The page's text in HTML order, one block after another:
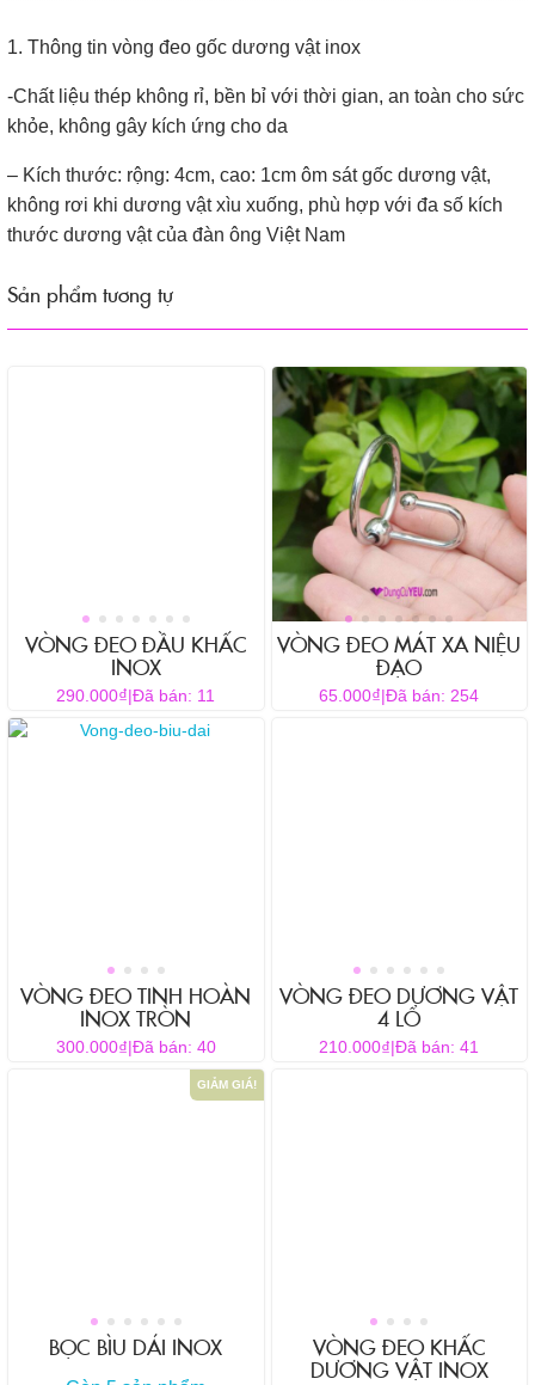
1. Thông tin vòng đeo gốc dương vật inox
-Chất liệu thép không rỉ, bền bỉ với thời gian, an toàn cho sức
khỏe, không gây kích ứng cho da
– Kích thước: rộng: 4cm, cao: 1cm ôm sát gốc dương vật,
không rơi khi dương vật xìu xuống, phù hợp với đa số kích
thước dương vật của đàn ông Việt Nam
Sản phẩm tương tự
VÒNG ĐEO ĐẦU KHẤC
INOX
290.000₫ |Đã bán: 11
Sản
có
thể
được
VÒNG ĐEO MÁT XA NIỆU
ĐẠO
65.000₫ |Đã bán: 254
VÒNG ĐEO TINH HOÀN
INOX TRÒN
300.000₫ Đã bán: 40
VÒNG ĐEO DƯƠNG VẬT
4 LỔ
210.000₫ |Đã bán: 41
GIẢM GIÁ!
BỌC BÌU DÁI INOX VÒNG ĐEO KHẤC
DƯƠNG VẬT INOX